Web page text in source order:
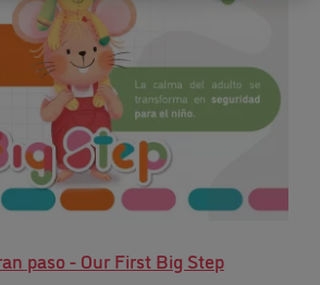
paso - Our First Big Step